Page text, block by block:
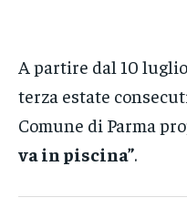
A partire dal 10
terza estate
Comune di Parma
va in piscina”.